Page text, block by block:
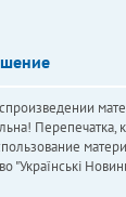
Перепечатка,
"Українськi